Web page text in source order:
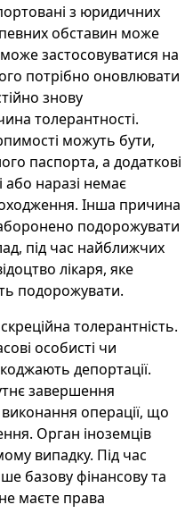
з юридичних
обставин може
застосовуватися на
потрібно оновлювати
знову
толерантності.
можуть бути,
паспорта, а додаткові
наразі немає
Інша причина
подорожувати
під час найближчих
лікаря, яке
подорожувати.
толерантність.
особисті чи
депортації.
завершення
операції, що
Орган іноземців
випадку. Під час
базову фінансову та
маєте права